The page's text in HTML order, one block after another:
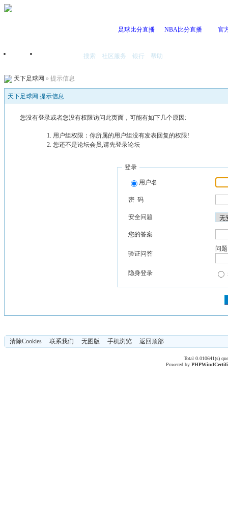
足球比分直播 NBA比分直播 官
首页 搜索 社区服务 银行 帮助
天下足球网 » 提示信息
天下足球网 提示信息
您没有登录或者您没有权限访问此页面，可能有如下几个原因:
用户组权限：你所属的用户组没有发表回复的权限!
您还不是论坛会员,请先登录论坛
登录
用户名
密 码
安全问题
您的答案
验证问答
问
隐身登录
清除Cookies 联系我们 无图版 手机浏览 返回顶部
Total 0.010641(s)
Powered byPHPWind